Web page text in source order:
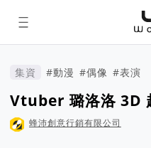
集
集資 #動漫 #偶像 #表演
Vtuber 璐洛洛 3D
蜂沛創意行銷有限公司